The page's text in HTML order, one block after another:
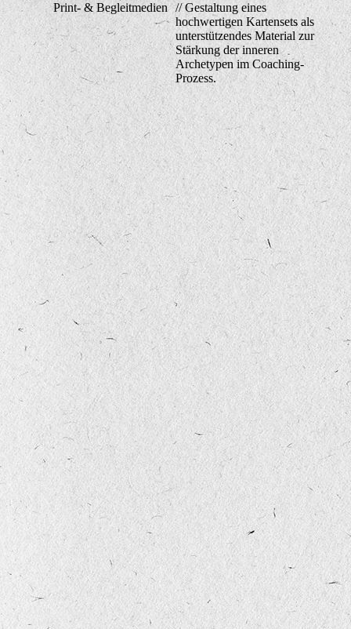
Print- & Begleitmedien
// Gestaltung eines
hochwertigen Kartensets als
unterstützendes Material zur
Stärkung der inneren
Archetypen im Coaching-
Prozess.